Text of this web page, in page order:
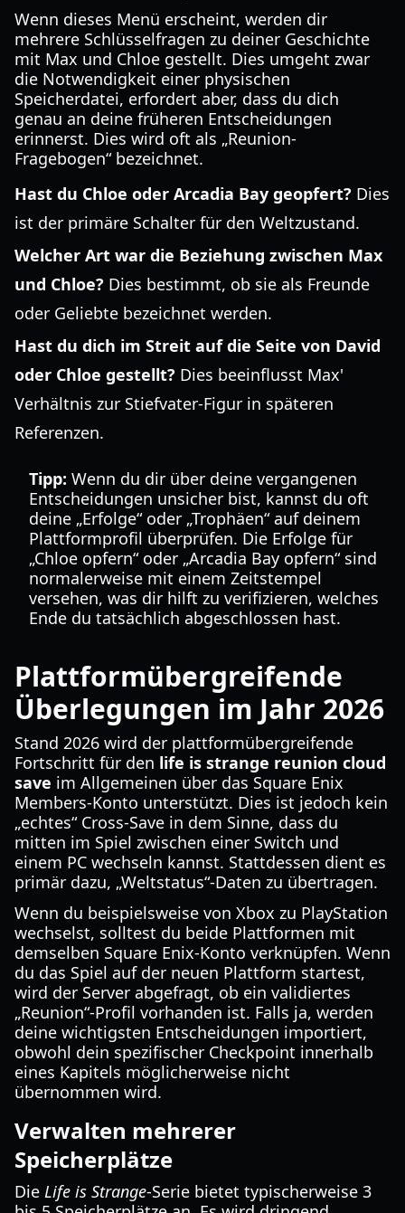
Wenn dieses Menü erscheint, werden dir
mehrere Schlüsselfragen zu deiner Geschichte
mit Max und Chloe gestellt. Dies umgeht zwar
die Notwendigkeit einer physischen
Speicherdatei, erfordert aber, dass du dich
genau an deine früheren Entscheidungen
erinnerst. Dies wird oft als „Reunion-
Fragebogen“ bezeichnet.
Hast du Chloe oder Arcadia Bay geopfert? Dies
ist der primäre Schalter für den Weltzustand.
Welcher Art war die Beziehung zwischen Max
und Chloe? Dies bestimmt, ob sie als Freunde
oder Geliebte bezeichnet werden.
Hast du dich im Streit auf die Seite von David
oder Chloe gestellt? Dies beeinflusst Max'
Verhältnis zur Stiefvater-Figur in späteren
Referenzen.
Tipp: Wenn du dir über deine vergangenen
Entscheidungen unsicher bist, kannst du oft
deine „Erfolge“ oder „Trophäen“ auf deinem
Plattformprofil überprüfen. Die Erfolge für
„Chloe opfern“ oder „Arcadia Bay opfern“ sind
normalerweise mit einem Zeitstempel
versehen, was dir hilft zu verifizieren, welches
Ende du tatsächlich abgeschlossen hast.
Plattformübergreifende
Überlegungen im Jahr 2026
Stand 2026 wird der plattformübergreifende
Fortschritt für den life is strange reunion cloud
save im Allgemeinen über das Square Enix
Members-Konto unterstützt. Dies ist jedoch kein
„echtes“ Cross-Save in dem Sinne, dass du
mitten im Spiel zwischen einer Switch und
einem PC wechseln kannst. Stattdessen dient es
primär dazu, „Weltstatus“-Daten zu übertragen.
Wenn du beispielsweise von Xbox zu PlayStation
wechselst, solltest du beide Plattformen mit
demselben Square Enix-Konto verknüpfen. Wenn
du das Spiel auf der neuen Plattform startest,
wird der Server abgefragt, ob ein validiertes
„Reunion“-Profil vorhanden ist. Falls ja, werden
deine wichtigsten Entscheidungen importiert,
obwohl dein spezifischer Checkpoint innerhalb
eines Kapitels möglicherweise nicht
übernommen wird.
Verwalten mehrerer
Speicherplätze
Die Life is Strange-Serie bietet typischerweise 3